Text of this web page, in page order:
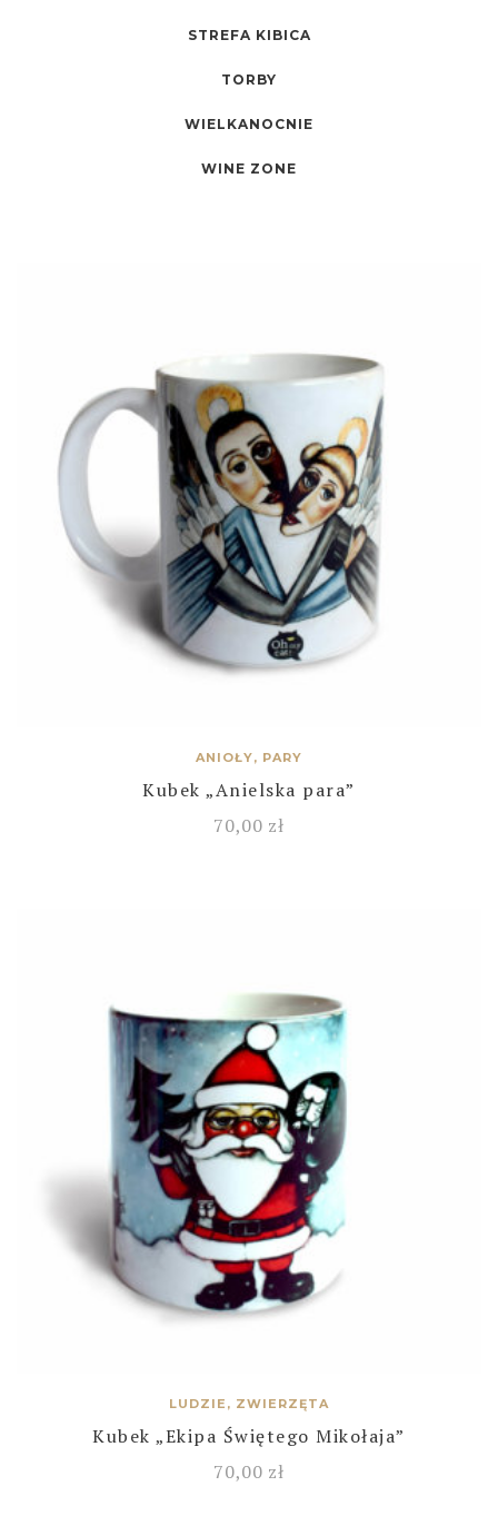
STREFA KIBICA
TORBY
WIELKANOCNIE
WINE ZONE
ANIOŁY, PARY
Kubek „Anielska para”
70,00 zł
LUDZIE, ZWIERZĘTA
Kubek „Ekipa Świętego Mikołaja”
70,00 zł